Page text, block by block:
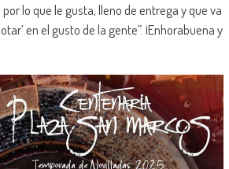
lo que le gusta, lleno de entrega y que va
en el gusto de la gente”. ¡Enhorabuena y